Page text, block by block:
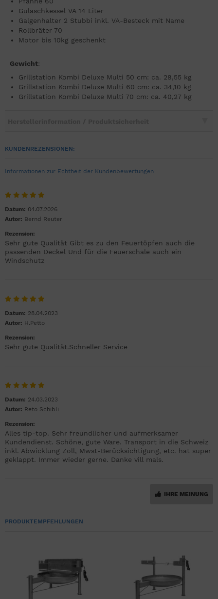
Gulaschkessel VA 14 Liter
Galgenhalter 2 Stubbi inkl. VA-Besteck mit Name
Rollbräter 70
Motor bis 10kg geschenkt
Gewicht:
Grillstation Kombi Deluxe Multi 50 cm: ca. 28,55 kg
Grillstation Kombi Deluxe Multi 60 cm: ca. 34,10 kg
Grillstation Kombi Deluxe Multi 70 cm: ca. 40,27 kg
KUNDENREZENSIONEN:
Informationen zur Echtheit der Kundenbewertungen
Datum: 04.07.2026
Autor: Bernd Reuter
Rezension:
Sehr gute Qualität Gibt es zu den Feuertöpfen auch die
passenden Deckel Und für die Feuerschale auch ein
Windschutz
Datum: 28.04.2023
Autor: H.Petto
Rezension:
Sehr gute Qualität.Schneller Service
Datum: 24.03.2023
Autor: Reto Schibli
Rezension:
Alles tip-top. Sehr freundlicher und aufmerksamer
Kundendienst. Schöne, gute Ware. Transport in die Schweiz
inkl. Abwicklung Zoll, Mwst-Berücksichtigung, etc. hat super
geklappt. Immer wieder gerne. Danke vill mals.
IHRE MEINUNG
PRODUKTEMPFEHLUNGEN